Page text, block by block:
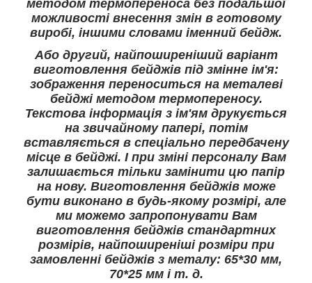
методом термопереноса без подальшої
можливості внесення змін в готовому
виробі, іншими словами іменний бейдж.
Або другий, найпоширеніший варіант
виготовлення бейджів під змінне ім'я:
зображення переноситься на металеві
бейджі методом термопереносу.
Текстова інформація з ім'ям друкується
на звичайному папері, потім
вставляється в спеціально передбачену
місце в бейджі. І при зміні персоналу Вам
залишається тільки замінити цю папір
на нову. Виготовлення бейджів може
бути виконано в будь-якому розмірі, але
ми можемо запропонувати Вам
виготовлення бейджів стандартних
розмірів, найпоширеніші розміри при
замовленні бейджів з металу: 65*30 мм,
70*25 мм і т. д.